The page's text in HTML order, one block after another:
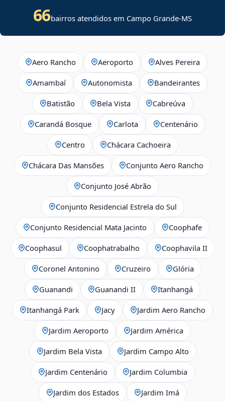
66bairros atendidos em Campo Grande-MS
Aero Rancho Aeroporto Alves Pereira
Amambaí Autonomista Bandeirantes
Batistão Bela Vista Cabreúva
Carandá Bosque Carlota Centenário
Centro Chácara Cachoeira
Chácara Das Mansões Conjunto Aero Rancho
Conjunto José Abrão
Conjunto Residencial Estrela do Sul
Conjunto Residencial Mata Jacinto Coophafe
Coophasul Coophatrabalho Coophavila II
Coronel Antonino Cruzeiro Glória
Guanandi Guanandi II Itanhangá
Itanhangá Park Jacy Jardim Aero Rancho
Jardim Aeroporto Jardim América
Jardim Bela Vista Jardim Campo Alto
Jardim Centenário Jardim Columbia
Jardim dos Estados Jardim Imá